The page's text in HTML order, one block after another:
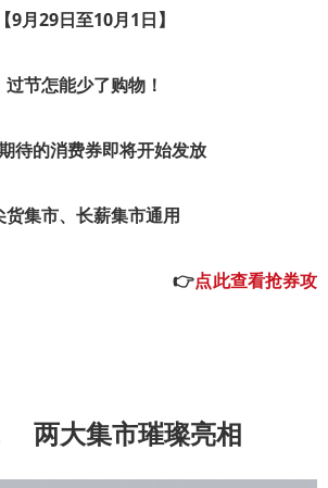
【9月29日至10月1日】
过节怎能少了购物！
待的消费券即将开始发放
货集市、长薪集市通用
点此查看抢券攻
两大集市璀璨亮相